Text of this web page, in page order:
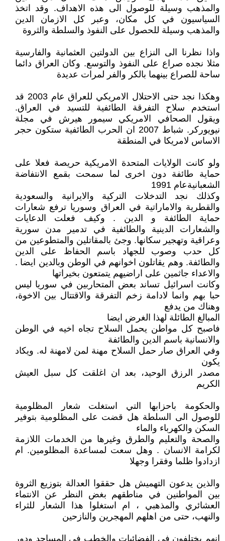
والمذهب وسيلة للوصول الى هذه الاهداف. وقد اتخذ
السياسيون في كل مكان، وعبر كل الازمان الدين
والمذهب وسيلة للحصول على النفوذ والسلطة والثروة
واذا نظرنا الى النزاع بين الدولتين العثمانية والفارسية
مثلا نجده صراع على النفوذ والتوسع. وكان العراق دائما
ساحة للصراع بينهما بالكر والفر لمرات عديدة
وهكذا نجد حتى الاحتلال الامريكي للعراق عام 2003 قد
استخدم سلاح التفرقة الطائفية للتسيد في العراق.
ويقول الصحافي الامريكي سيمور هيرش في مجلة
نيويوركر. شباط 2007 ان الحرب الطائفية ستكون حجر
الاساس لامريكا في المنطقة
ولو كانت الولايات المتحدة الامريكية حريصة فعلا على
حماية طائفة دون اخرى لما سمحت بقمع الانتفاضة
الشعبانيةعام 1991
وكذلك نجد التدخلات التركية والايرانية والسعودية
والقطرية والاماراتية في العراق وسوريا ترفع شعارات
حماية الطائفة و الدين . وكيف فعلت الدعايات
والشعارات الدينية والطائفية في تدمير مدن سورية
وعراقية وتهجير سكانها. وجئ بالمقاتلين والمتطوعين من
كل حدب وصوب للجهاد باسم الحفاظ على الدين
والطائفة. وهم يقاتلون اخوانهم في الوطن وبالدين ايضا .
والاعداء جاثمين على اراضيهم يتمتعون بخيراتها
وكانت اسرائيل تساند بعض المتحاربين في سوريا ليس
حبا بهم وانما لادامة زخم التفرقة والاقتتال بين الاخوة،
وهناك من يدفع
المبالغ الطائلة لهذا الغرض ايضا
فاصبح كل مواطن يحمل السلاح تجاه اخيه في الوطن
والانسانية باسم الدين والطائفة
وفي العراق صار حمل السلاح مهنة لمن لامهنة له. ويكاد
يكون
مصدر الرزق الوحيد، بعد ان اغلقت كل سبل العيش
الكريم
والحكومة باحزابها التي استغلت شعار المظلومية
للوصول الى السلطة هل قضت على المظلومية بتوفير
السكن والكهرباء والماء
والصحة والتعليم والطرق وغيرها من الخدمات اللازمة
لكرامة الانسان . وهل سعت لمساعدة المظلومين. ام
ازدادوا ظلما وفقرا وجهلا
والذين يدعون التهميش هل حققوا العدالة بتوزيع الثروة
بين المواطنين في مناطقهم بغض النظر عن الانتماء
العشائري والمذهبي ، ام استغلوا هذا الشعار للثراء
والنهب، حتى من اهلهم المهجرين والنازحين
انهم يختلفون في الفضائيات والخطب في المساجد ودور